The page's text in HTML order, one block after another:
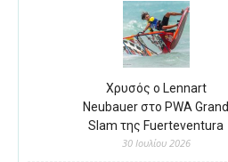
Χρυσός ο Lennart
Neubauer στο PWA Grand
Slam της Fuerteventura
30 Ιουλίου 2026